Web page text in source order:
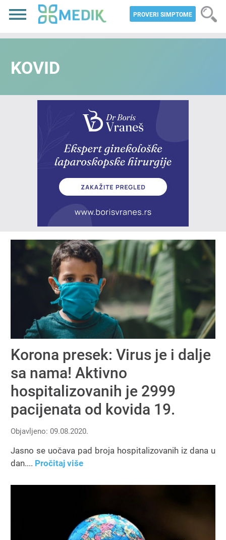
PROVERI SIMPTOME
KOVID
Korona presek: Virus je i dalje
sa nama! Aktivno
hospitalizovanih je 2999
pacijenata od kovida 19.
Objavljeno: 09.08.2020.
Jasno se uočava pad broja hospitalizovanih iz dana u
dan.... Pročitaj više